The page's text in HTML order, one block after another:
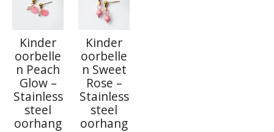
Kinder
oorbelle
n Peach
Glow –
Stainless
steel
oorhang
Kinder
oorbelle
n Sweet
Rose –
Stainless
steel
oorhang